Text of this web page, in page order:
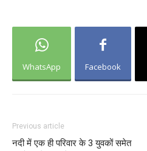
WhatsApp Facebook
Previous article
नदी में एक ही परिवार के 3 युवकों समेत